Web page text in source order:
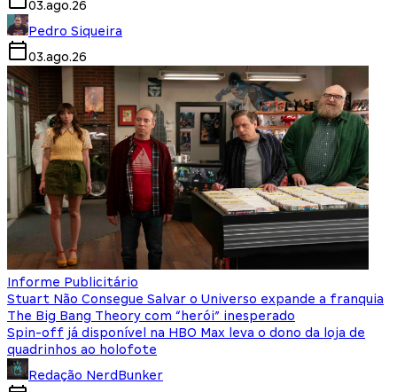
03.ago.26
Pedro Siqueira
03.ago.26
Informe Publicitário
Stuart Não Consegue Salvar o Universo expande a franquia
The Big Bang Theory com “herói” inesperado
Spin-off já disponível na HBO Max leva o dono da loja de
quadrinhos ao holofote
Redação NerdBunker